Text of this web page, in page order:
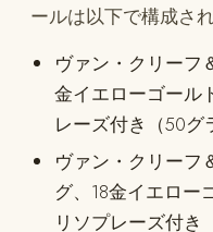
ールは以下で構成さ
ヴァン・クリーフ
金イエローゴール
レーズ付き（50グ
ヴァン・クリーフ
グ、18金イエロー
リソプレーズ付き